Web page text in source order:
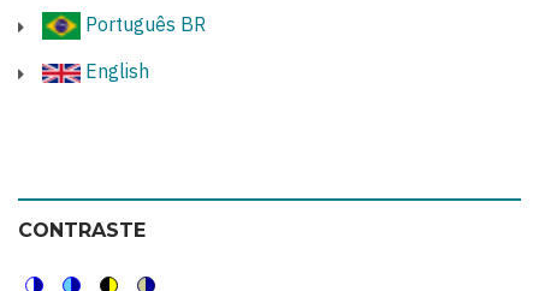
Português BR
English
CONTRASTE